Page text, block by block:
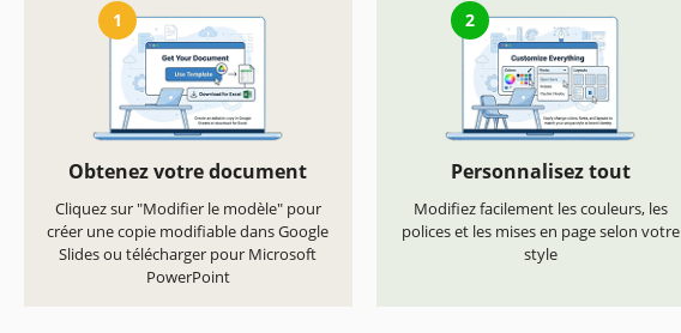
1
Obtenez votre document
Cliquez sur "Modifier le modèle" pour
créer une copie modifiable dans Google
Slides ou télécharger pour Microsoft
PowerPoint
2
Personnalisez tout
Modifiez facilement les couleurs, les
polices et les mises en page selon votre
style